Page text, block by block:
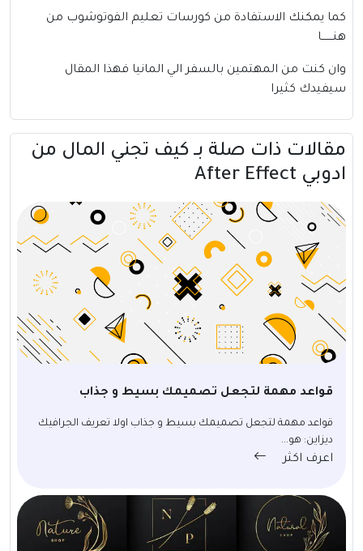
كما يمكنك الاستفادة من كورسات تعليم الفوتوشوب من
هنـــــــا
وان كنت من المهتمين بالسفر الي المانيا فهذا المقال
سيفيدك كثيرا
مقالات ذات صلة بــ كيف تجني المال من
ادوبي After Effect
قواعد مهمة لتجعل تصميمك بسيط و جذاب
قواعد مهمة لتجعل تصميمك بسيط و جذاب اولا تعريف الجرافيك
ديزاين: هو...
اعرف اكثر